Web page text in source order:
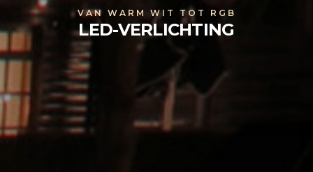
VAN WARM WIT TOT RGB
LED-VERLICHTING